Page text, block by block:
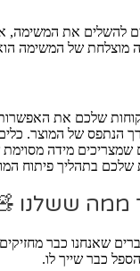
את המשימה, אנו
של המשימה הוא
שלכם את
הנתפס של המוצר.
שמצריכים מידה
בתהליך פיתוח
ממה ששלנו
שאנחנו כבר
כבר שייך לו.